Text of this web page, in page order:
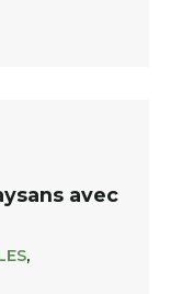
avec
,